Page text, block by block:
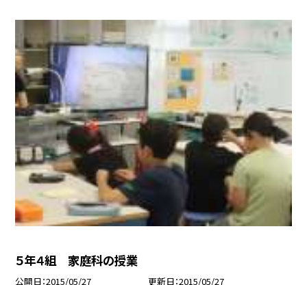
５年４組 家庭科の授業
公開日 2015/05/27 更新日 2015/05/27